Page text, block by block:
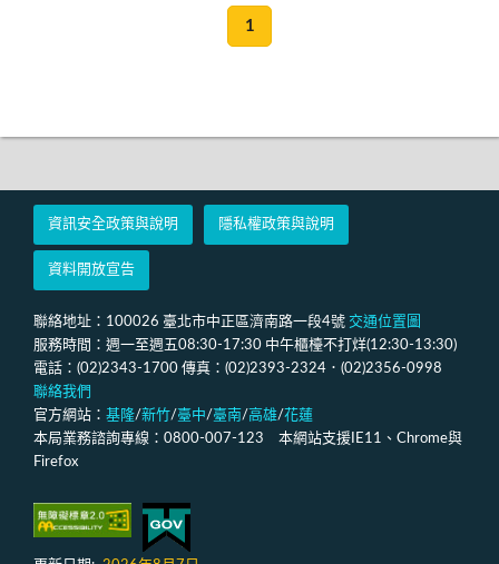
1
資訊安全政策與說明 隱私權政策與說明
資料開放宣告
聯絡地址：100026 臺北市中正區濟南路一段4號 交通位置圖
服務時間：週一至週五08:30-17:30 中午櫃檯不打烊(12:30-13:30)
電話：(02)2343-1700 傳真：(02)2393-2324．(02)2356-0998
聯絡我們
官方網站： 基隆/新竹/臺中/臺南/高雄/花蓮
本局業務諮詢專線：0800-007-123 本網站支援IE11、Chrome與
Firefox